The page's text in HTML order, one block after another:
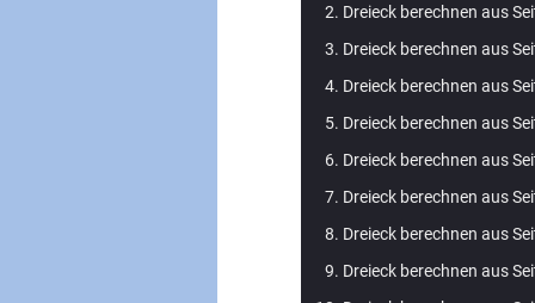
Dreieck berechnen aus
Dreieck berechnen aus
Dreieck berechnen aus
Dreieck berechnen aus
Dreieck berechnen aus
Dreieck berechnen aus
Dreieck berechnen aus
Dreieck berechnen aus